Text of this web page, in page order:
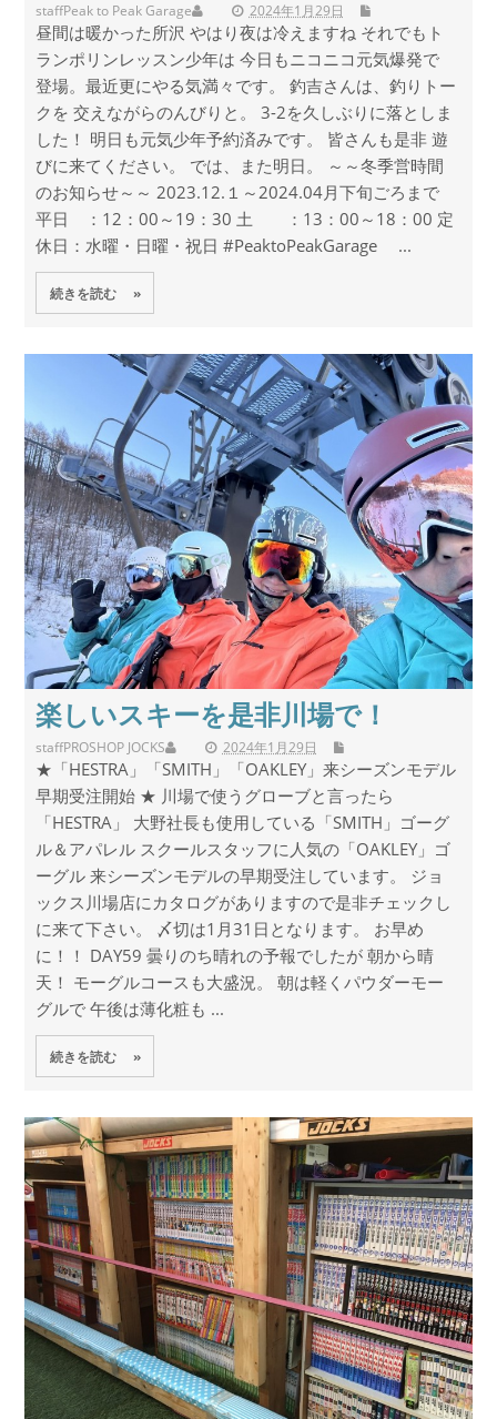
staff 2024年1月29日
Peak to Peak Garage
昼間は暖かった所沢 やはり夜は冷えますね それでもト
ランポリンレッスン少年は 今日もニコニコ元気爆発で
登場。最近更にやる気満々です。 釣吉さんは、釣りトー
クを 交えながらのんびりと。 3-2を久しぶりに落としま
した！ 明日も元気少年予約済みです。 皆さんも是非 遊
びに来てください。 では、また明日。 ～～冬季営時間
のお知らせ～～ 2023.12.１～2024.04月下旬ごろまで
平日 ：12：00～19：30 土 ：13：00～18：00 定
休日：水曜・日曜・祝日 #PeaktoPeakGarage ...
続きを読む »
楽しいスキーを是非川場で！
staff 2024年1月29日
PROSHOP JOCKS
★「HESTRA」「SMITH」「OAKLEY」来シーズンモデル
早期受注開始 ★ 川場で使うグローブと言ったら
「HESTRA」 大野社長も使用している「SMITH」ゴーグ
ル＆アパレル スクールスタッフに人気の「OAKLEY」ゴ
ーグル 来シーズンモデルの早期受注しています。 ジョ
ックス川場店にカタログがありますので是非チェックし
に来て下さい。 〆切は1月31日となります。 お早め
に！！ DAY59 曇りのち晴れの予報でしたが 朝から晴
天！ モーグルコースも大盛況。 朝は軽くパウダーモー
グルで 午後は薄化粧も ...
続きを読む »